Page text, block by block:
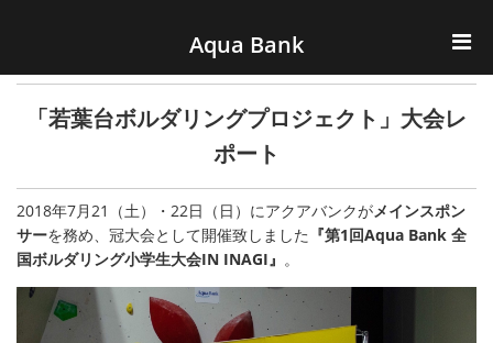
Aqua Bank
TOP
Water Server
COOLIC
環境事業
「若葉台ボルダリングプロジェクト」大会レ
ポート
2018年7月21（土）・22日（日）にアクアバンクがメインスポン
サーを務め、冠大会として開催致しました 『第1回Aqua Bank 全
国ボルダリング小学生大会IN INAGI』 。